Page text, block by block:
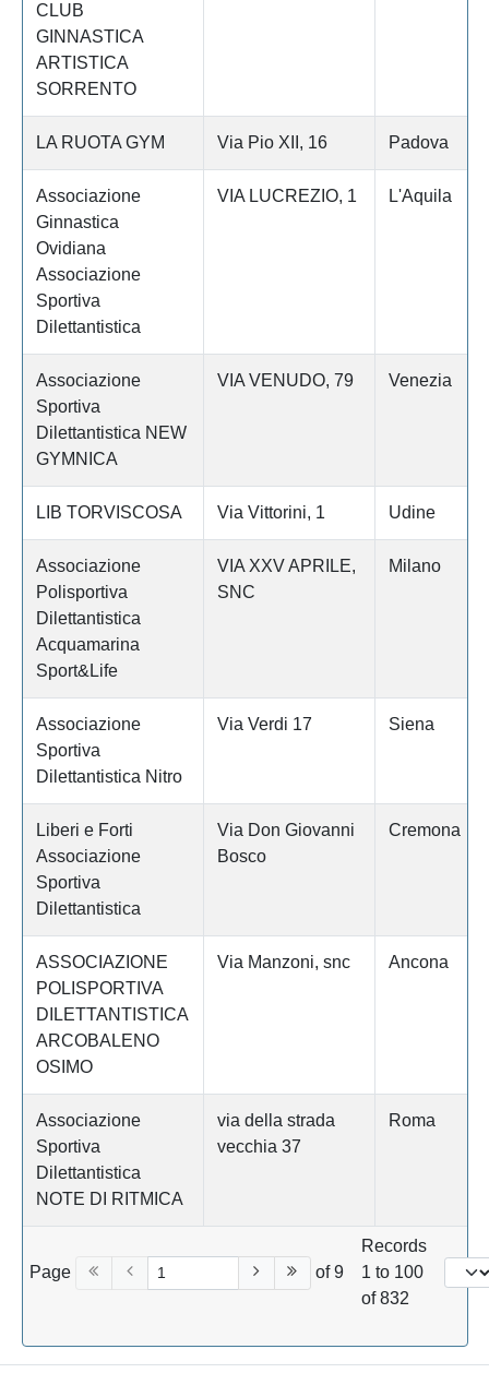
CLUB
GINNASTICA
ARTISTICA
SORRENTO
LA RUOTA GYM Via Pio XII, 16 Padova
Associazione
Ginnastica
Ovidiana
Associazione
Sportiva
Dilettantistica
VIA LUCREZIO, 1 L'Aquila
Associazione
Sportiva
Dilettantistica NEW
GYMNICA
VIA VENUDO, 79 Venezia
LIB TORVISCOSA Via Vittorini, 1 Udine
Associazione
Polisportiva
Dilettantistica
Acquamarina
Sport&Life
VIA XXV APRILE,
SNC
Milano
Associazione
Sportiva
Dilettantistica Nitro
Via Verdi 17 Siena
Liberi e Forti
Associazione
Sportiva
Dilettantistica
Via Don Giovanni
Bosco
Cremona
ASSOCIAZIONE
POLISPORTIVA
DILETTANTISTICA
ARCOBALENO
OSIMO
Via Manzoni, snc Ancona
Associazione
Sportiva
Dilettantistica
NOTE DI RITMICA
via della strada
vecchia 37
Roma
Page of 9
Records
1 to 100
of 832